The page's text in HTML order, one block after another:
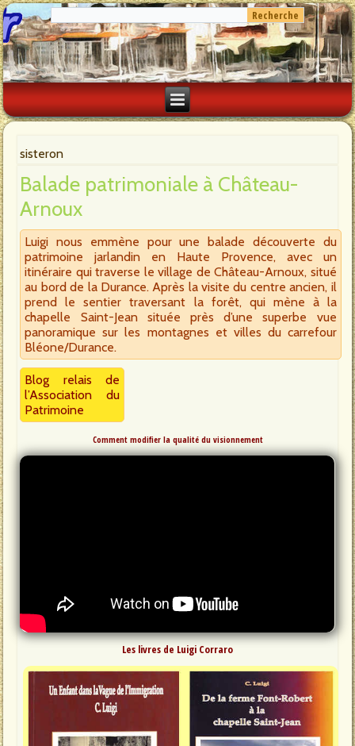
sisteron
Balade patrimoniale à Château-
Arnoux
Luigi nous emmène pour une balade découverte du
patrimoine jarlandin en Haute Provence, avec un
itinéraire qui traverse le village de Château-Arnoux, situé
au bord de la Durance. Après la visite du centre ancien, il
prend le sentier traversant la forêt, qui mène à la
chapelle Saint-Jean située près d’une superbe vue
panoramique sur les montagnes et villes du carrefour
Bléone/Durance.
Blog relais de
l’Association du
Patrimoine
Comment modifier la qualité du visionnement
Les livres de Luigi Corraro